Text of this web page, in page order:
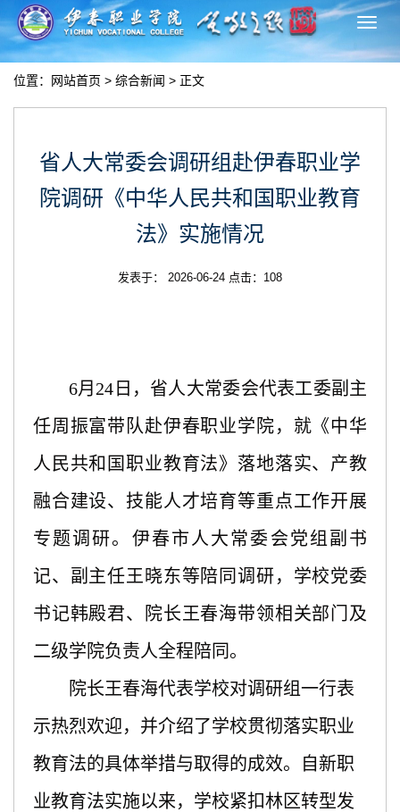
切
换
位置： 网站首页 > 综合新闻 > 正文
省人大常委会调研组赴伊春职业学
院调研《中华人民共和国职业教育
法》实施情况
发表于： 2026-06-24 点击： 108
6月24日，省人大常委会代表工委副主
任周振富带队赴伊春职业学院，就《中华
人民共和国职业教育法》落地落实、产教
融合建设、技能人才培育等重点工作开展
专题调研。伊春市人大常委会党组副书
记、副主任王晓东等陪同调研，学校党委
书记韩殿君、院长王春海带领相关部门及
二级学院负责人全程陪同。
院长王春海代表学校对调研组一行表
示热烈欢迎，并介绍了学校贯彻落实职业
教育法的具体举措与取得的成效。自新职
业教育法实施以来，学校紧扣林区转型发